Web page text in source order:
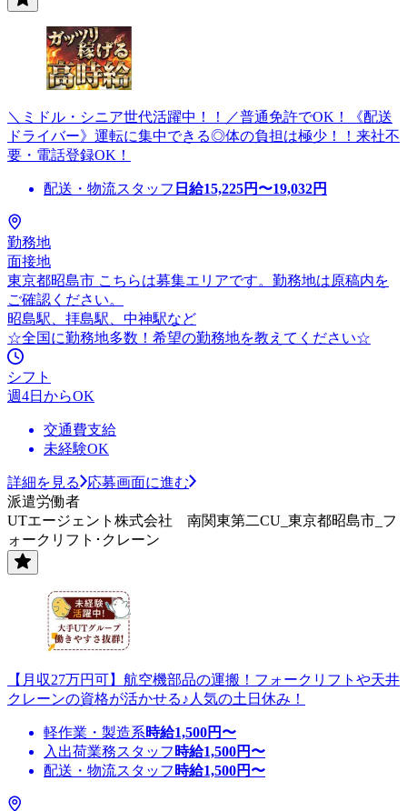
＼ミドル・シニア世代活躍中！！／普通免許でOK！《配送
ドライバー》運転に集中できる◎体の負担は極少！！来社不
要・電話登録OK！
配送・物流スタッフ 日給15,225円〜19,032円
勤務地
面接地
東京都昭島市 こちらは募集エリアです。勤務地は原稿内を
ご確認ください。
昭島駅、拝島駅、中神駅など
☆全国に勤務地多数！希望の勤務地を教えてください☆
シフト
週4日からOK
交通費支給
未経験OK
詳細を見る
応募画面に進む
派遣労働者
UTエージェント株式会社 南関東第二CU_東京都昭島市_フ
ォークリフト･クレーン
【月収27万円可】航空機部品の運搬！フォークリフトや天井
クレーンの資格が活かせる♪人気の土日休み！
軽作業・製造系時給1,500円〜
入出荷業務スタッフ 時給1,500円〜
配送・物流スタッフ 時給1,500円〜